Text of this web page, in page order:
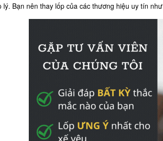
Bạn nên thay lốp của các thương hiệu uy tín như